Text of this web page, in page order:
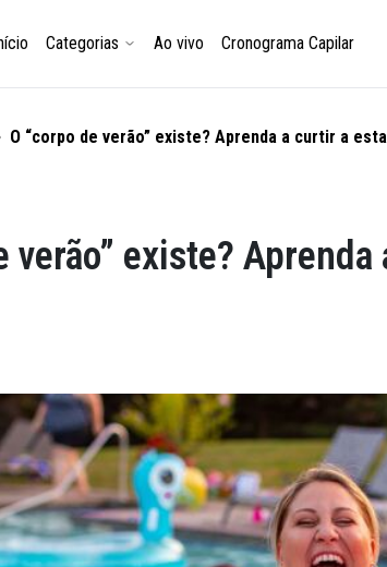
Categorias Ao vivo Cronograma Capilar
O “corpo de verão” existe? Aprenda a curtir a
verão” existe?